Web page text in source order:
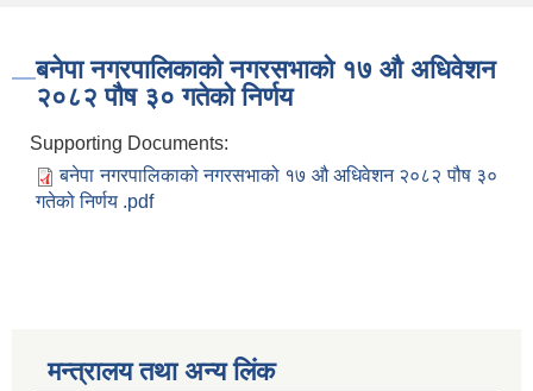
बनेपा नगरपालिकाको नगरसभाको १७ औ अधिवेशन
२०८२ पौष ३० गतेको निर्णय
Supporting Documents:
बनेपा नगरपालिकाको नगरसभाको १७ औ अधिवेशन २०८२ पौष ३०
गतेको निर्णय .pdf
मन्त्रालय तथा अन्य लिंक